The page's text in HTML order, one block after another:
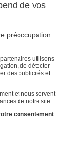
de vos
préoccupation
utilisons
de détecter
des publicités et
et nous servent
de notre site.
consentement